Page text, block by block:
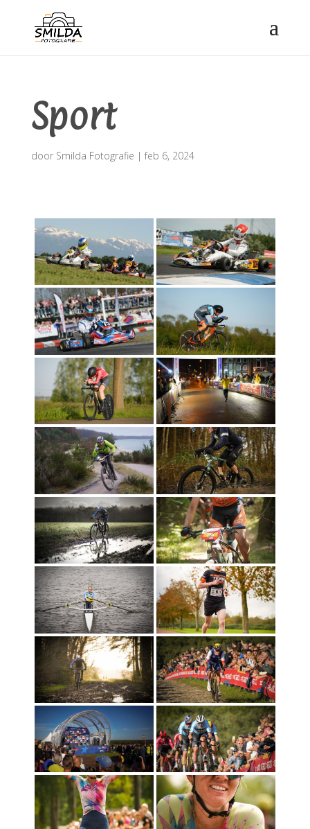
Sport
door Smilda Fotografie | feb 6, 2024